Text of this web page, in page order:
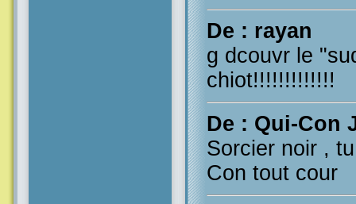
De : rayan
g dcouvr le
chiot!!!!!!!!!!!!!
De : Qui-Con
Sorcier noir ,
Con tout cour